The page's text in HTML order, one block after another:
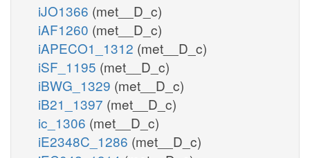
iJO1366 (met__D_c)
iAF1260 (met__D_c)
iAPECO1_1312 (met__D_c)
iSF_1195 (met__D_c)
iBWG_1329 (met__D_c)
iB21_1397 (met__D_c)
ic_1306 (met__D_c)
iE2348C_1286 (met__D_c)